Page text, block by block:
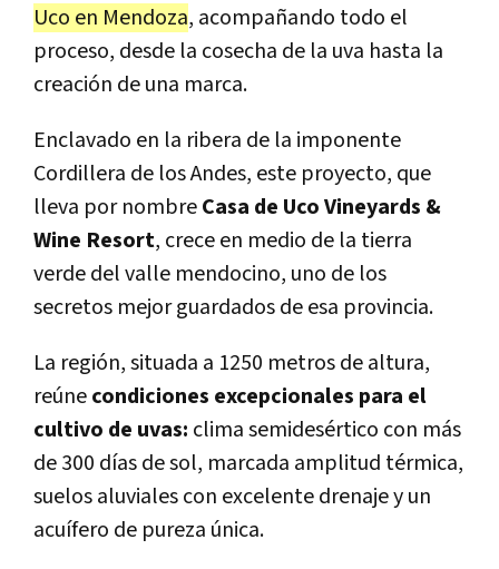
Uco en Mendoza, acompañando todo el
proceso, desde la cosecha de la uva hasta la
creación de una marca.
Enclavado en la ribera de la imponente
Cordillera de los Andes, este proyecto, que
lleva por nombreCasa de Uco Vineyards &
Wine Resort, crece en medio de la tierra
verde del valle mendocino, uno de los
secretos mejor guardados de esa provincia.
La región, situada a 1250 metros de altura,
reúnecondiciones excepcionales para el
cultivo de uvas: clima semidesértico con más
de 300 días de sol, marcada amplitud térmica,
suelos aluviales con excelente drenaje y un
acuífero de pureza única.